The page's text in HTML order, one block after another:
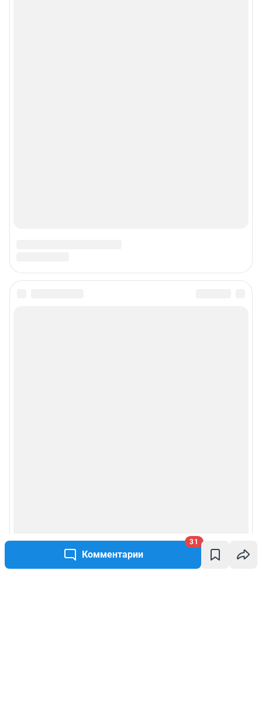
Комментарии
31